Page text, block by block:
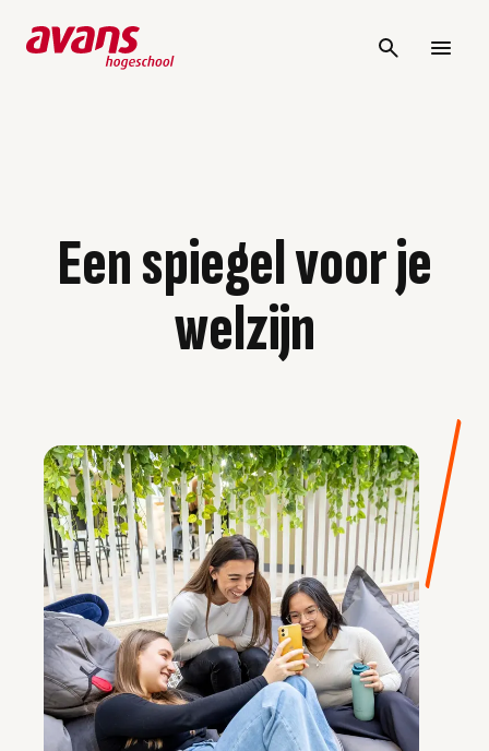
Een spiegel voor je
welzijn